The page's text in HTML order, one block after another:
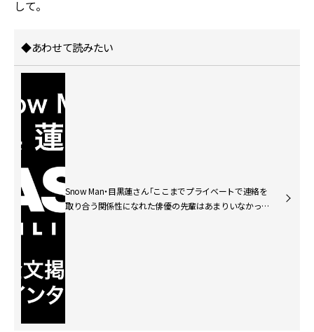
して。
◆あわせて読みたい
Snow Man・目黒蓮さん「ここまでプライベートで連絡を
取り合う関係性になれた俳優の先輩はあまりいなかっ